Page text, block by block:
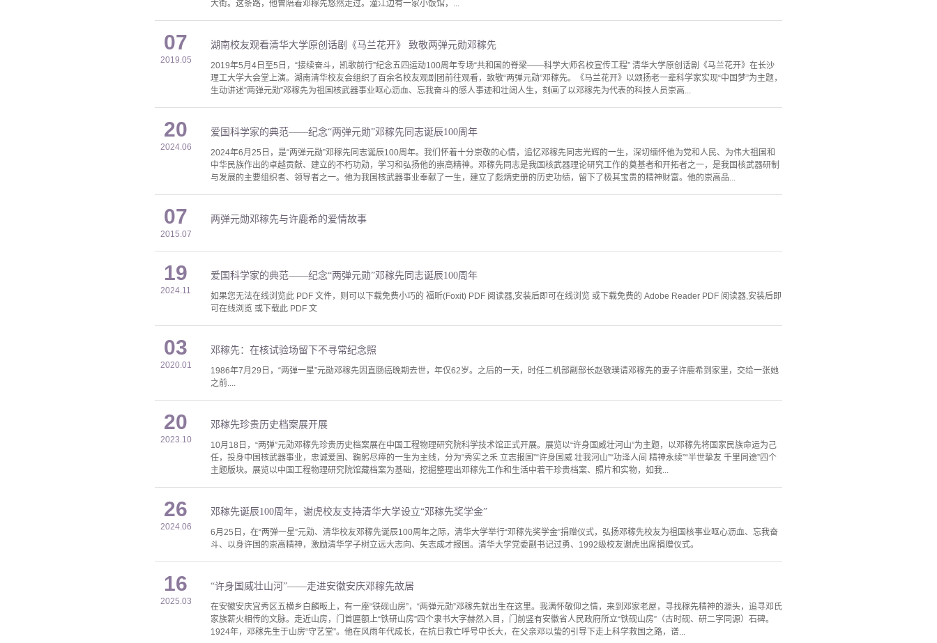
大街。这条路，他曾陪着邓稼先悠然走过。潼江边有一家小饭馆，...
07
2019.05
湖南校友观看清华大学原创话剧《马兰花开》 致敬两弹元勋邓稼先
2019年5月4日至5日，“接续奋斗，凯歌前行”纪念五四运动100周年专场“共和国的脊梁——科学大师名校宣传工程” 清华大学原创话剧《马兰花开》在长沙
理工大学大会堂上演。湖南清华校友会组织了百余名校友观剧团前往观看，致敬“两弹元勋”邓稼先。《马兰花开》以颂扬老一辈科学家实现“中国梦”为主题，
生动讲述“两弹元勋”邓稼先为祖国核武器事业呕心沥血、忘我奋斗的感人事迹和壮阔人生，刻画了以邓稼先为代表的科技人员崇高...
20
2024.06
爱国科学家的典范——纪念“两弹元勋”邓稼先同志诞辰100周年
2024年6月25日，是“两弹元勋”邓稼先同志诞辰100周年。我们怀着十分崇敬的心情，追忆邓稼先同志光辉的一生，深切缅怀他为党和人民、为伟大祖国和
中华民族作出的卓越贡献、建立的不朽功勋，学习和弘扬他的崇高精神。邓稼先同志是我国核武器理论研究工作的奠基者和开拓者之一，是我国核武器研制
与发展的主要组织者、领导者之一。他为我国核武器事业奉献了一生，建立了彪炳史册的历史功绩，留下了极其宝贵的精神财富。他的崇高品...
07
2015.07
两弹元勋邓稼先与许鹿希的爱情故事
19
2024.11
爱国科学家的典范——纪念“两弹元勋”邓稼先同志诞辰100周年
如果您无法在线浏览此 PDF 文件，则可以下载免费小巧的 福昕(Foxit) PDF 阅读器,安装后即可在线浏览 或下载免费的 Adobe Reader PDF 阅读器,安装后即
可在线浏览 或下载此 PDF 文
03
2020.01
邓稼先：在核试验场留下不寻常纪念照
1986年7月29日，“两弹一星”元勋邓稼先因直肠癌晚期去世，年仅62岁。之后的一天，时任二机部副部长赵敬璞请邓稼先的妻子许鹿希到家里，交给一张她
之前....
20
2023.10
邓稼先珍贵历史档案展开展
10月18日，“两弹”元勋邓稼先珍贵历史档案展在中国工程物理研究院科学技术馆正式开展。展览以“许身国威壮河山”为主题，以邓稼先将国家民族命运为己
任，投身中国核武器事业，忠诚爱国、鞠躬尽瘁的一生为主线，分为“秀实之禾 立志报国”“许身国威 壮我河山”“功泽人间 精神永续”“半世挚友 千里同途”四个
主题版块。展览以中国工程物理研究院馆藏档案为基础，挖掘整理出邓稼先工作和生活中若干珍贵档案、照片和实物，如我...
26
2024.06
邓稼先诞辰100周年，谢虎校友支持清华大学设立“邓稼先奖学金”
6月25日，在“两弹一星”元勋、清华校友邓稼先诞辰100周年之际，清华大学举行“邓稼先奖学金”捐赠仪式，弘扬邓稼先校友为祖国核事业呕心沥血、忘我奋
斗、以身许国的崇高精神，激励清华学子树立远大志向、矢志成才报国。清华大学党委副书记过勇、1992级校友谢虎出席捐赠仪式。
16
2025.03
“许身国威壮山河”——走进安徽安庆邓稼先故居
在安徽安庆宜秀区五横乡白麟畈上，有一座“铁砚山房”，“两弹元勋”邓稼先就出生在这里。我满怀敬仰之情，来到邓家老屋，寻找稼先精神的源头，追寻邓氏
家族薪火相传的文脉。走近山房，门首匾额上“铁研山房”四个隶书大字赫然入目，门前竖有安徽省人民政府所立“铁砚山房”（古时砚、研二字同源）石碑。
1924年，邓稼先生于山房“守艺堂”。他在风雨年代成长，在抗日救亡呼号中长大，在父亲邓以蛰的引导下走上科学救国之路，谱...